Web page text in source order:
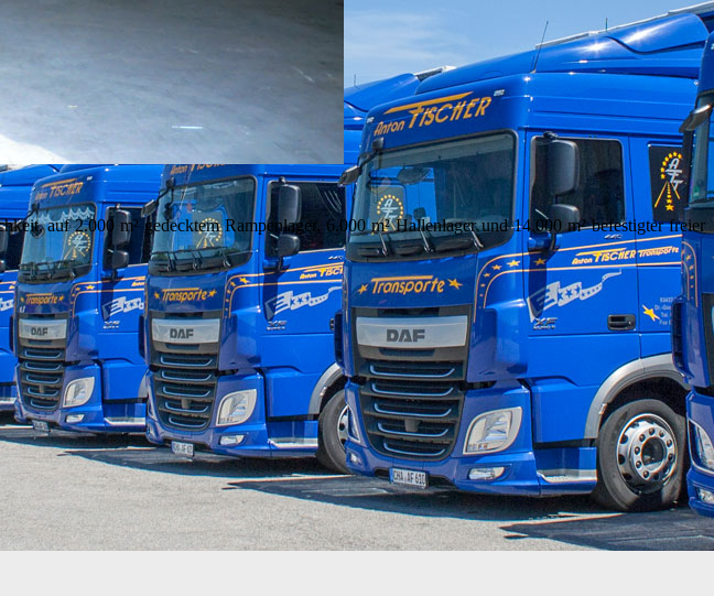
auf 2.000 m² gedecktem Rampenlager, 6.000 m² Hallenlager und 14.000 m² befestigter freier